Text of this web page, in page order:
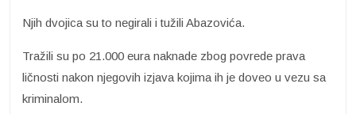
Njih dvojica su to negirali i tužili Abazovića.
Tražili su po 21.000 eura naknade zbog povrede prava
ličnosti nakon njegovih izjava kojima ih je doveo u vezu sa
kriminalom.